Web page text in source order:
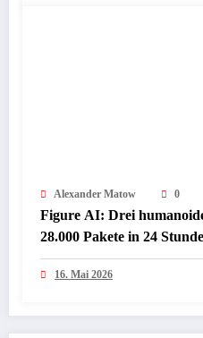
Alexander Matow 0
Figure AI: Drei
28.000 Pakete in 24
jetzt darüber schreibt
16. Mai 2026